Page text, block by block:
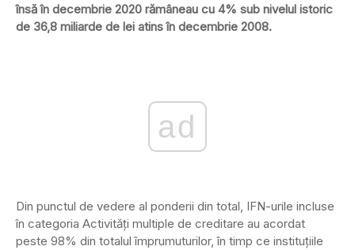
însă în decembrie 2020 rămâneau cu 4% sub nivelul istoric
de 36,8 miliarde de lei atins în decembrie 2008.
ad
Din punctul de vedere al ponderii din total, IFN-urile incluse
în categoria Activități multiple de creditare au acordat
peste 98% din totalul împrumuturilor, în timp ce instituțiile